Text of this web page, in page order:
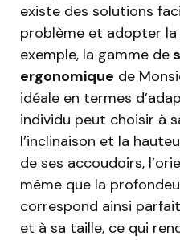
existe des solutions
problème et adopter la
exemple, la gamme de
ergonomique de
idéale en termes
individu peut choisir à
l’inclinaison et la
de ses accoudoirs,
même que la
correspond ainsi
et à sa taille, ce qui